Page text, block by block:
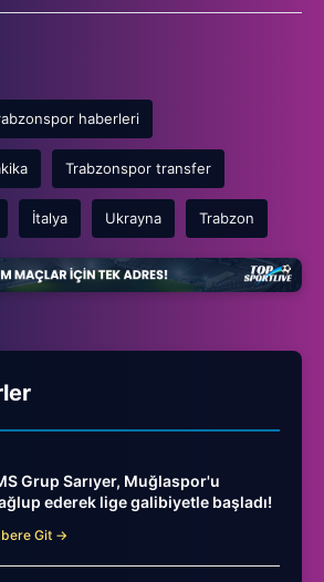
haberleri
Trabzonspor transfer
İtalya Ukrayna Trabzon
Grup Sarıyer, Muğlaspor'u
ederek lige galibiyetle başladı!
Git →